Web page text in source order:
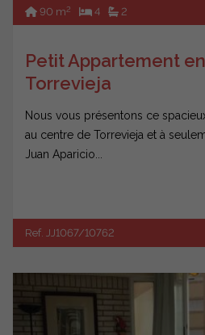
90 m2 4 2
Petit Appartement
Torrevieja
Nous vous présentons ce
au centre de Torrevieja et à
Juan Aparicio...
Ref. JJ1067/10762